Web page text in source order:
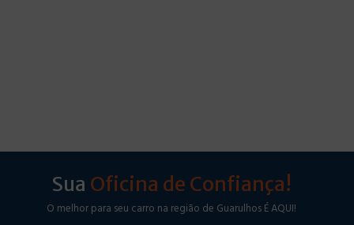
Sua Oficina de Confiança!
O melhor para seu carro na região de Guarulhos É AQUI!